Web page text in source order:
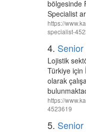
bölgesinde
Specialist
https://
specialist-
4.
Lojistik
Türkiye için
olarak
https://
4523619
5.